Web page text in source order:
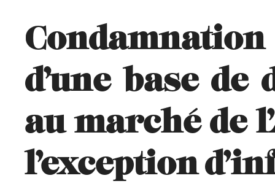
d’une base de
au marché de
l’exception